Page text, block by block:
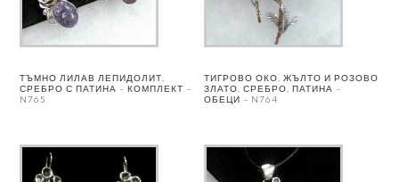
ТЪМНО ЛИЛАВ ЛЕПИДОЛИТ,
СРЕБРО С ПАТИНА – КОМПЛЕКТ –
N765
ТИГРОВО ОКО, ЖЪЛТО И РОЗОВО
ЗЛАТО, СРЕБРО, ПАТИНА –
ОБЕЦИ – N764